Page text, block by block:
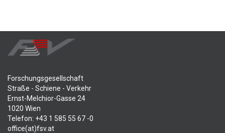
Forschungsgesellschaft
Straße - Schiene - Verkehr
Ernst-Melchior-Gasse 24
1020 Wien
Telefon: +43 1 585 55 67 -0
office(at)fsv.at